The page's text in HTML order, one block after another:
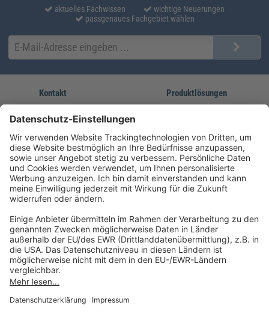
aktuelles Fachwissen
wichtige Neuerungen
passgenaues Fachgebiet wählen
Kontakt
service@forum-verlag.com
Mo-Do 07:30 - 17:00 Uhr
Fr 07:30 - 15:00 Uhr
Produktlösungen
Unsere Marken
Folgen Sie uns
Impressum
Datenschutz